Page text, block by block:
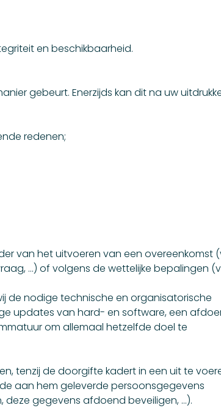
en beschikbaarheid.
gebeurt. Enerzijds kan dit na uw
redenen;
van het uitvoeren van een overeenkomst
…) of volgens de wettelijke bepalingen
de nodige technische en organisatorische
updates van hard- en software, een
om allemaal hetzelfde doel te
tenzij de doorgifte kadert in een uit te
aan hem geleverde persoonsgegevens
deze gegevens afdoend beveiligen, …).